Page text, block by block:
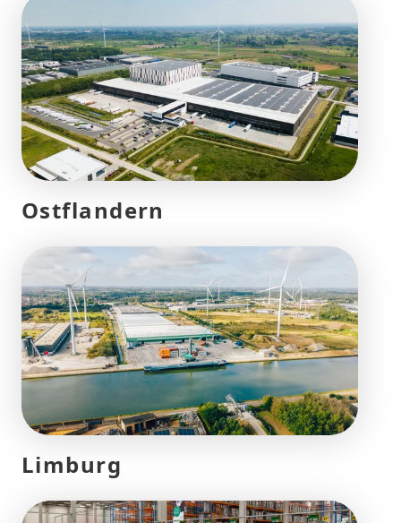
Ostflandern
Limburg